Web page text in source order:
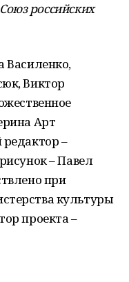
российских
Василенко,
Виктор
Арт
–
– Павел
при
культуры
проекта –